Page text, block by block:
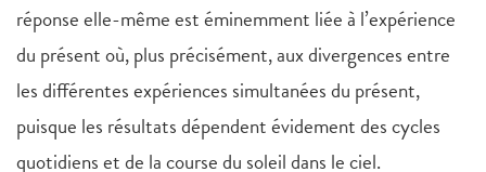
réponse elle-même est éminemment liée à l’expérience
du présent où, plus précisément, aux divergences entre
les différentes expériences simultanées du présent,
puisque les résultats dépendent évidement des cycles
quotidiens et de la course du soleil dans le ciel.